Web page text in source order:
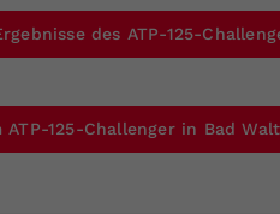
des ATP-125-
125-Challenger in Bad